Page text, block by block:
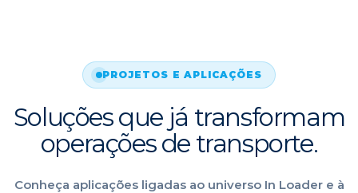
PROJETOS E APLICAÇÕES
Soluções que já transformam
operações de transporte.
Conheça aplicações ligadas ao universo In Loader e à